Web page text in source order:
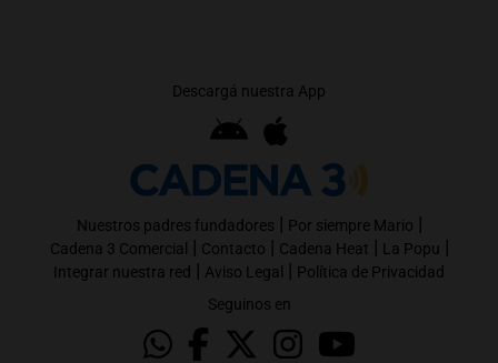
Descargá nuestra App
Nuestros padres fundadores | Por siempre Mario |
Cadena 3 Comercial | Contacto | Cadena Heat | La Popu |
Integrar nuestra red | Aviso Legal | Política de Privacidad
Seguinos en